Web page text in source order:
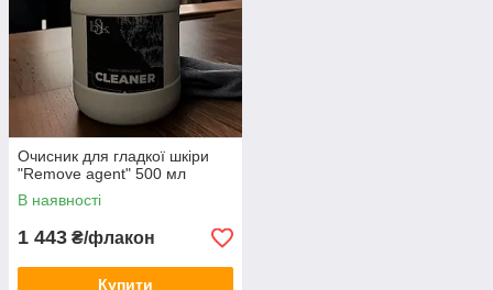
Очисник для гладкої шкіри
"Remove agent" 500 мл
В наявності
1 443 ₴/флакон
Купити